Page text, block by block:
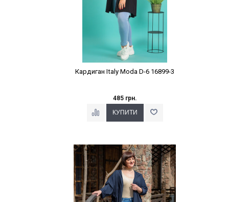
Кардиган Italy Moda D-6 16899-3
485 грн.
Наклейки Варіант з %